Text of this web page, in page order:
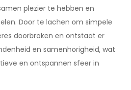
plezier te hebben en
Door te lachen om simpele
doorbroken en ontstaat er
en samenhorigheid, wat
en ontspannen sfeer in